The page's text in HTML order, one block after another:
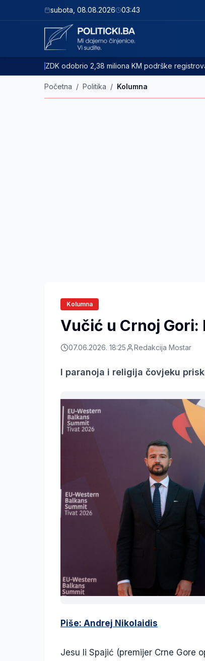
subota 08.08.2026 03:43
ZDK odobrio 2,38 miliona KM podrške
Početna / Politika / Kolumna
Kolumna
Vučić u Crnoj Gori:
07.06.2026. 18:25 Redakcija Mostar
I paranoja i religija čovjeku
Piše: Andrej Nikolaidis
Jesu li Spajić (premijer Crne Gore